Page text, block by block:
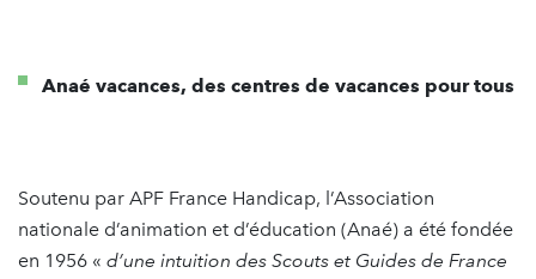
Anaé vacances, des centres de vacances pour tous
Soutenu par APF France Handicap, l’Association
nationale d’animation et d’éducation (Anaé) a été fondée
en 1956 « d’une intuition des Scouts et Guides de France